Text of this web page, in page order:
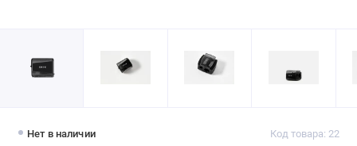
Нет в наличии Код товара: 22